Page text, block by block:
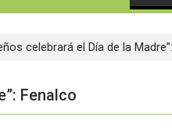
celebrará el Día de la
Fenalco